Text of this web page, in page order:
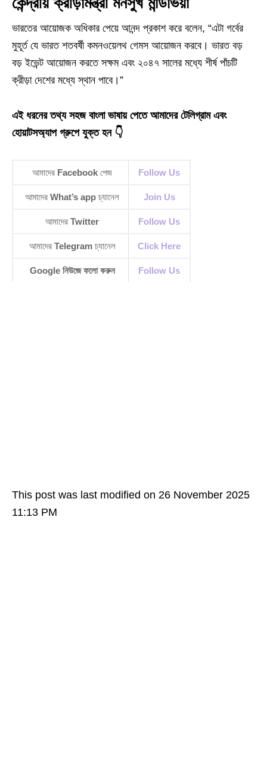
ভারতের আয়োজক অধিকার পেয়ে আনন্দ প্রকাশ করে বলেন, “এটা গর্বের
মুহূর্ত যে ভারত শতবর্ষী কমনওয়েলথ গেমস আয়োজন করবে। ভারত বড়
বড় ইভেন্ট আয়োজন করতে সক্ষম এবং ২০৪৭ সালের মধ্যে শীর্ষ পাঁচটি
ক্রীড়া দেশের মধ্যে স্থান পাবে।”
এই ধরনের তথ্য সহজ বাংলা ভাষায় পেতে আমাদের টেলিগ্রাম এবং
হোয়াটসঅ্যাপ গ্রুপে যুক্ত হন 👇
আমাদের Facebook পেজ Follow Us
আমাদের What’s appচ্যানেল Join Us
আমাদের Twitter Follow Us
আমাদের Telegramচ্যানেল Click Here
Google নিউজে ফলো করুন Follow Us
This post was last modified on 26 November 2025
11:13 PM